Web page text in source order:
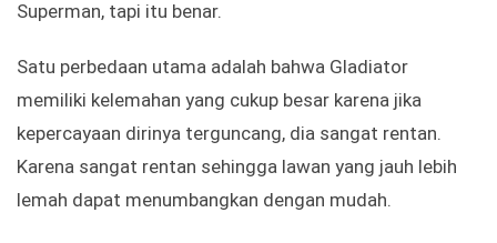
Superman, tapi itu benar.
Satu perbedaan utama adalah bahwa Gladiator
memiliki kelemahan yang cukup besar karena jika
kepercayaan dirinya terguncang, dia sangat rentan.
Karena sangat rentan sehingga lawan yang jauh lebih
lemah dapat menumbangkan dengan mudah.